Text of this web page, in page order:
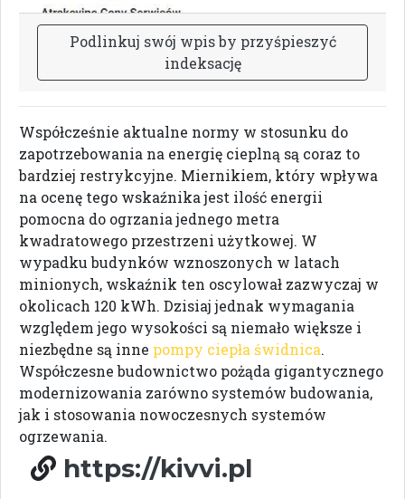
Podlinkuj swój wpisby przyśpieszyć
indeksację
Współcześnie aktualne normy w stosunku do
zapotrzebowania na energię cieplną są coraz to
bardziej restrykcyjne. Miernikiem, który wpływa
na ocenę tego wskaźnika jest ilość energii
pomocna do ogrzania jednego metra
kwadratowego przestrzeni użytkowej. W
wypadku budynków wznoszonych w latach
minionych, wskaźnik ten oscylował zazwyczaj w
okolicach 120 kWh. Dzisiaj jednak wymagania
względem jego wysokości są niemało większe i
niezbędne są inne pompy ciepła świdnica.
Współczesne budownictwo pożąda gigantycznego
modernizowania zarówno systemów budowania,
jak i stosowania nowoczesnych systemów
ogrzewania.
https://kivvi.pl